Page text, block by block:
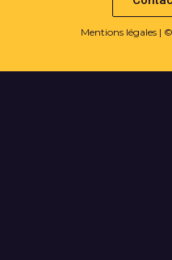
Mentions légales |